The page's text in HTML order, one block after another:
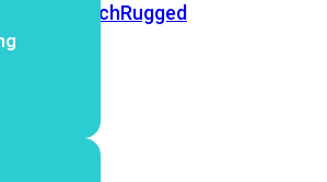
FortiSwitchRugged